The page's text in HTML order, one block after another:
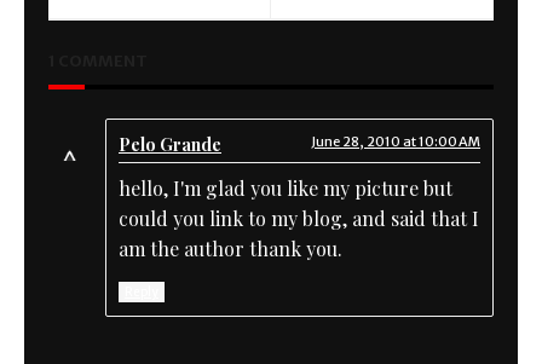
Pelo Grande June 28, 2010 at 10:00 AM
hello, I'm glad you like my picture but
could you link to my blog, and said that I
am the author thank you.